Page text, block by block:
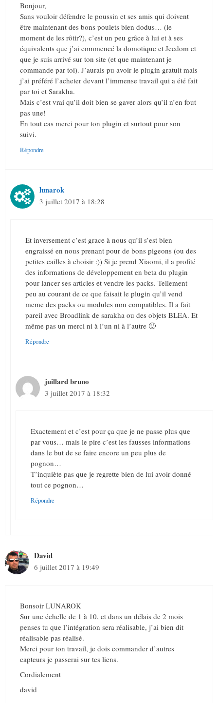
Bonjour,
Sans vouloir défendre le poussin et ses amis qui doivent
être maintenant des bons poulets bien dodus… (le
moment de les rôtir?), c’est un peu grâce à lui et à ses
équivalents que j’ai commencé la domotique et Jeedom et
que je suis arrivé sur ton site (et que maintenant je
commande par toi). J’aurais pu avoir le plugin gratuit mais
j’ai préféré l’acheter devant l’immense travail qui a été fait
par toi et Sarakha.
Mais c’est vrai qu’il doit bien se gaver alors qu’il n’en fout
pas une!
En tout cas merci pour ton plugin et surtout pour son
suivi.
Répondre
lunarok
3 juillet 2017 à 18:28
Et inversement c’est grace à nous qu’il s’est bien
engraissé en nous prenant pour de bons pigeons (ou des
petites cailles à choisir :)) Si je prend Xiaomi, il a profité
des informations de développement en beta du plugin
pour lancer ses articles et vendre les packs. Tellement
peu au courant de ce que faisait le plugin qu’il vend
meme des packs ou modules non compatibles. Il a fait
pareil avec Broadlink de sarakha ou des objets BLEA. Et
même pas un merci ni à l’un ni à l’autre 🙂
Répondre
juillard bruno
3 juillet 2017 à 18:32
Exactement et c’est pour ça que je ne passe plus que
par vous… mais le pire c’est les fausses informations
dans le but de se faire encore un peu plus de
pognon…
T’inquiète pas que je regrette bien de lui avoir donné
tout ce pognon…
Répondre
David
6 juillet 2017 à 19:49
Bonsoir LUNAROK
Sur une échelle de 1 à 10, et dans un délais de 2 mois
penses tu que l’intégration sera réalisable, j’ai bien dit
réalisable pas réalisé.
Merci pour ton travail, je dois commander d’autres
capteurs je passerai sur tes liens.
Cordialement
david